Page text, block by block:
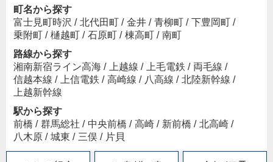
町名から探す
富士見町時沢 / 北代田町 / 金井 / 青柳町 / 下豊岡町 /
乗附町 / 樋越町 / 石原町 / 棟高町 / 南町
路線から探す
湘南新宿ライン高海 / 上越線 / 上毛電鉄 / 両毛線 /
信越本線 / 上信電鉄 / 高崎線 / 八高線 / 北陸新幹線 /
上越新幹線
駅から探す
前橋 / 群馬総社 / 中央前橋 / 高崎 / 新前橋 / 北高崎 /
八木原 / 城東 / 三俣 / 片貝